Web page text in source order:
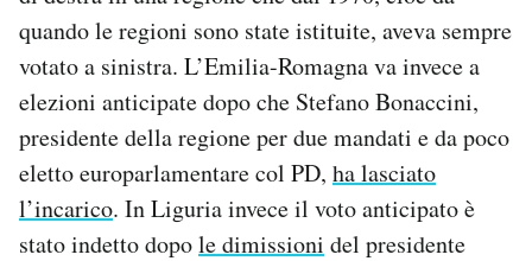
quando le regioni sono state istituite, aveva sempre
votato a sinistra. L’Emilia-Romagna va invece a
elezioni anticipate dopo che Stefano Bonaccini,
presidente della regione per due mandati e da poco
eletto europarlamentare col PD, ha lasciato
l’incarico. In Liguria invece il voto anticipato è
stato indetto dopole dimissioni del presidente